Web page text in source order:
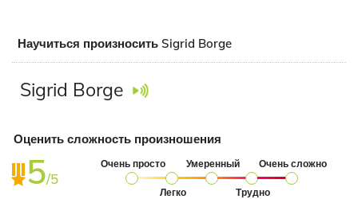
Научиться произносить Sigrid Borge
Sigrid Borge
Оценить сложность произношения
5/5
Очень просто
Легко
Умеренный
Трудно
Очень сложно